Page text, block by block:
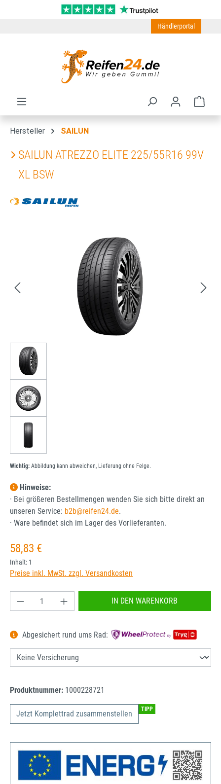
Zum Hauptinhalt springen
Händlerportal
Hersteller SAILUN
SAILUN ATREZZO ELITE 225/55R16 99V
XL BSW
Wichtig: Abbildung kann abweichen, Lieferung ohne Felge.
Hinweise:
· Bei größeren Bestellmengen wenden Sie sich bitte direkt an
unseren Service: b2b@reifen24.de.
· Ware befindet sich im Lager des Vorlieferanten.
Regulärer Preis:
58,83 €
Inhalt: 1
Preise inkl. MwSt. zzgl. Versandkosten
Produkt Anzahl: Gib den gewünschten Wert
IN DEN WARENKORB
Abgesichert rund ums Rad:
Produktnummer: 1000228721
Jetzt Komplettrad zusammenstellen TIPP